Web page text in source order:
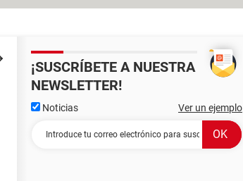
¡SUSCRÍBETE A NUESTRA
NEWSLETTER!
Noticias Ver un ejemplo